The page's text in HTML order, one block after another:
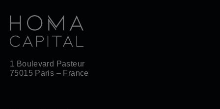
1 Boulevard Pasteur
75015 Paris – France